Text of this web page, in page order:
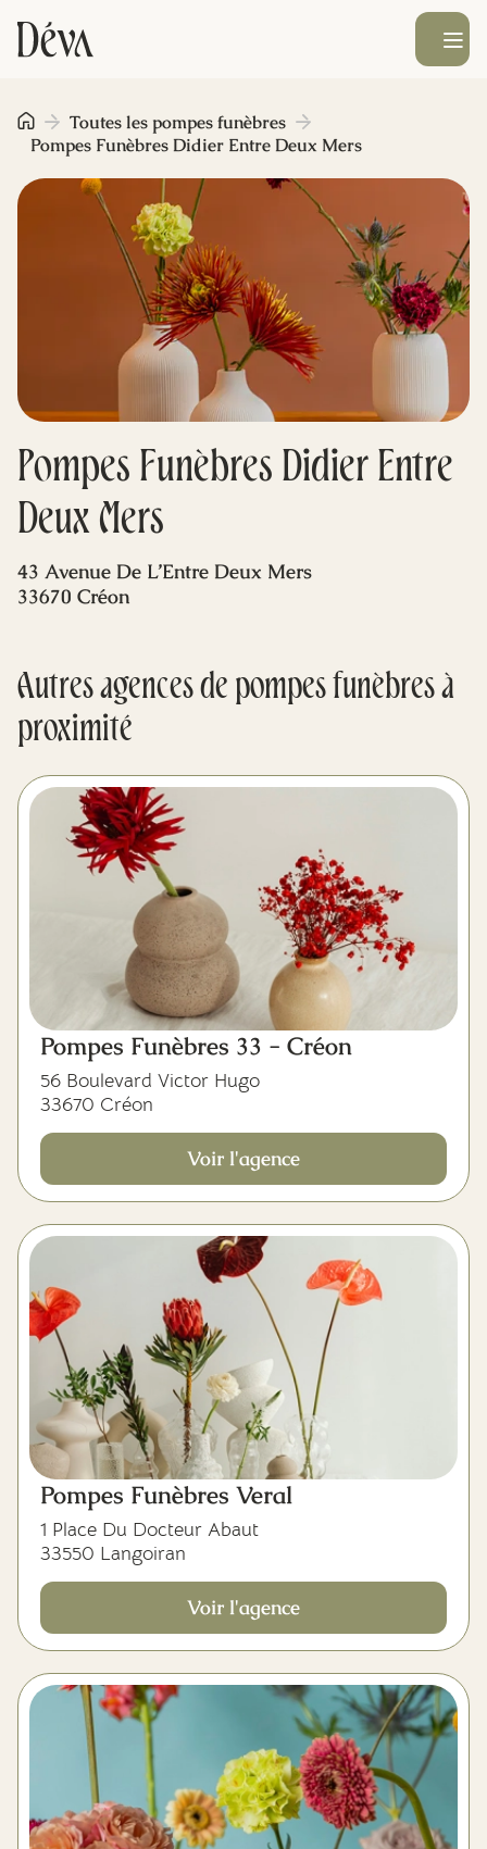
Obsèques
Prévoyance
Monument funéraire
Livraison de fleurs
Blog
Ouvrir le
Pompes Funèbres Didier Entre
Deux Mers
Toutes les pompes funèbres
Pompes Funèbres Didier Entre Deux Mers
43 Avenue De L’Entre Deux Mers
33670 Créon
Autres agences de pompes funèbres à
proximité
Pompes Funèbres 33 - Créon
56 Boulevard Victor Hugo
33670 Créon
Voir l'agence
Pompes Funèbres Veral
1 Place Du Docteur Abaut
33550 Langoiran
Voir l'agence